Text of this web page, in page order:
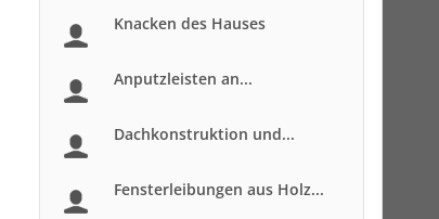
Knacken des Hauses
Anputzleisten an...
Dachkonstruktion und...
Fensterleibungen aus Holz...